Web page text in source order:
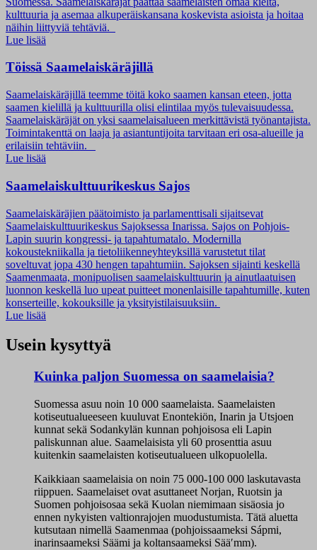
kulttuuria ja asemaa alkuperäiskansana koskevista asioista ja hoitaa
näihin liittyviä tehtäviä.
Lue lisää
Töissä Saamelaiskäräjillä
Saamelaiskäräjillä teemme töitä koko saamen kansan eteen, jotta
saamen kielillä ja kulttuurilla olisi elintilaa myös tulevaisuudessa.
Saamelaiskäräjät on yksi saamelaisalueen merkittävistä työnantajista.
Toimintakenttä on laaja ja asiantuntijoita tarvitaan eri osa-alueille ja
erilaisiin tehtäviin.
Lue lisää
Saamelaiskulttuuri­keskus Sajos
Saamelaiskäräjien päätoimisto ja parlamenttisali sijaitsevat
Saamelaiskulttuurikeskus Sajoksessa Inarissa. Sajos on Pohjois-
Lapin suurin kongressi- ja tapahtumatalo. Modernilla
kokoustekniikalla ja tietoliikenneyhteyksillä varustetut tilat
soveltuvat jopa 430 hengen tapahtumiin. Sajoksen sijainti keskellä
Saamenmaata, monipuolisen saamelaiskulttuurin ja ainutlaatuisen
luonnon keskellä luo upeat puitteet monenlaisille tapahtumille, kuten
konserteille, kokouksille ja yksityistilaisuuksiin.
Lue lisää
Usein kysyttyä
Kuinka paljon Suomessa on saamelaisia?
Suomessa asuu noin 10 000 saamelaista. Saamelaisten
kotiseutualueeseen kuuluvat Enontekiön, Inarin ja Utsjoen
kunnat sekä Sodankylän kunnan pohjoisosa eli Lapin
paliskunnan alue. Saamelaisista yli 60 prosenttia asuu
kuitenkin saamelaisten kotiseutualueen ulkopuolella.
Kaikkiaan saamelaisia on noin 75 000-100 000 laskutavasta
riippuen. Saamelaiset ovat asuttaneet Norjan, Ruotsin ja
Suomen pohjoisosaa sekä Kuolan niemimaan sisäosia jo
ennen nykyisten valtionrajojen muodustumista. Tätä aluetta
kutsutaan nimellä Saamenmaa (pohjoissaameksi Sápmi,
inarinsaameksi Säämi ja koltansaameksi Sääʹmm).